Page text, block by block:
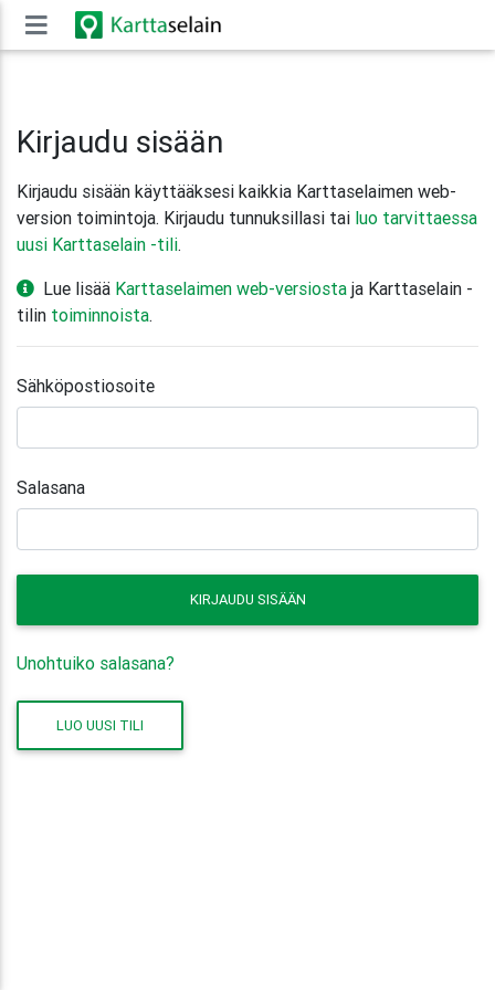
Kirjaudu sisään
Kirjaudu sisään käyttääksesi kaikkia Karttaselaimen web-
version toimintoja. Kirjaudu tunnuksillasi tai luo tarvittaessa
uusi Karttaselain -tili.
Lue lisää Karttaselaimen web-versiosta ja Karttaselain -
tilin toiminnoista.
Sähköpostiosoite
Salasana
KIRJAUDU SISÄÄN
Unohtuiko salasana?
LUO UUSI TILI